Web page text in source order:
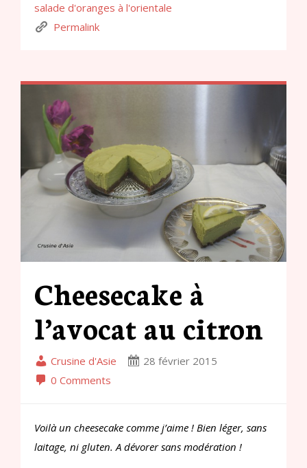
salade d'oranges à l'orientale
Permalink
Cheesecake à
l’avocat au citron
Crusine d'Asie
28 février 2015
0 Comments
Voilà un cheesecake comme j’aime ! Bien léger, sans
laitage, ni gluten. A dévorer sans modération !